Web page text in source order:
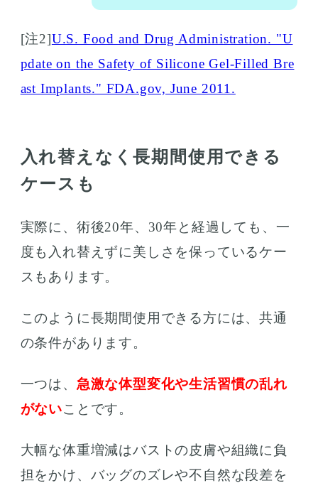
[注2]U.S. Food and Drug Administration. "U
pdate on the Safety of Silicone Gel-Filled Bre
ast Implants." FDA.gov, June 2011.
入れ替えなく長期間使用できる
ケースも
実際に、術後20年、30年と経過しても、一
度も入れ替えずに美しさを保っているケー
スもあります。
このように長期間使用できる方には、共通
の条件があります。
一つは、 急激な体型変化や生活習慣の乱れ
がないことです。
大幅な体重増減はバストの皮膚や組織に負
担をかけ、バッグのズレや不自然な段差を